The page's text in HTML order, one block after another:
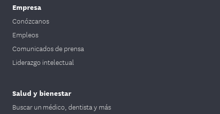
Empresa
Conózcanos
Empleos
Comunicados de prensa
Liderazgo intelectual
Salud y bienestar
Buscar un médico, dentista y más